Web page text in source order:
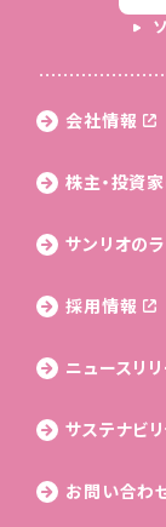
会社情報
株主・投資
サンリオの
採用情報
ニュースリ
サステナビリ
お問い合わ